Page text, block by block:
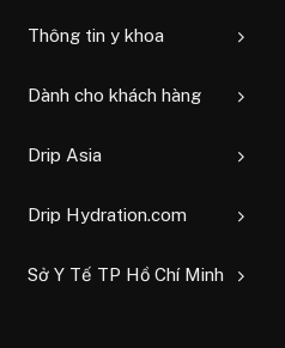
Thông tin y khoa
Dành cho khách hàng
Drip Asia
Drip Hydration.com
Sở Y Tế TP Hồ Chí Minh